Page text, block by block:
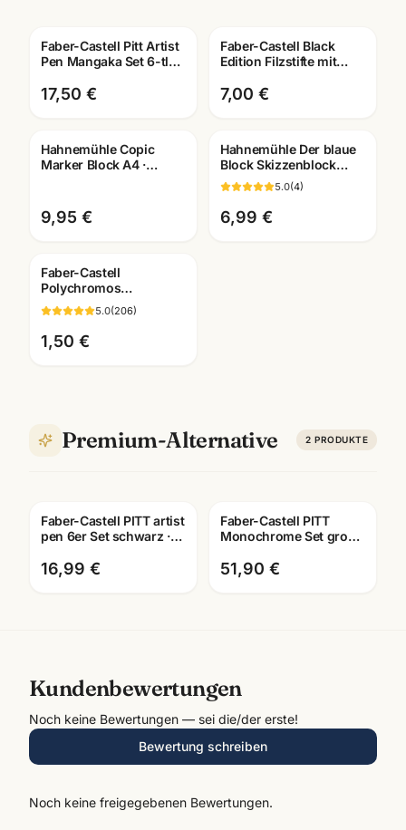
Faber-Castell Pitt Artist
Pen Mangaka Set 6-tlg ·
dokumentenecht
17,50 €
Faber-Castell Black
Edition Filzstifte mit
Künstlerbedarf
Mannheim
7,00 €
Hahnemühle Copic
Marker Block A4 ·
9,95 €
Hahnemühle Der blaue
Block Skizzenblock
190g · A2/A3/A4/A5 ·
Künstlerbedarf
Mannheim
5.0(4)
6,99 €
Faber-Castell
Polychromos
Künstlerfarbstifte ·
Einzelstift alle Farben ·
Mannheim
5.0(206)
1,50 €
Premium-Alternative 2 PRODUKTE
Faber-Castell PITT artist
pen 6er Set schwarz ·
dokumentenecht
16,99 €
Faber-Castell PITT
Monochrome Set gross
Künstlerbedarf
51,90 €
Kundenbewertungen
Noch keine Bewertungen — sei die/der erste!
Bewertung schreiben
Noch keine freigegebenen Bewertungen.